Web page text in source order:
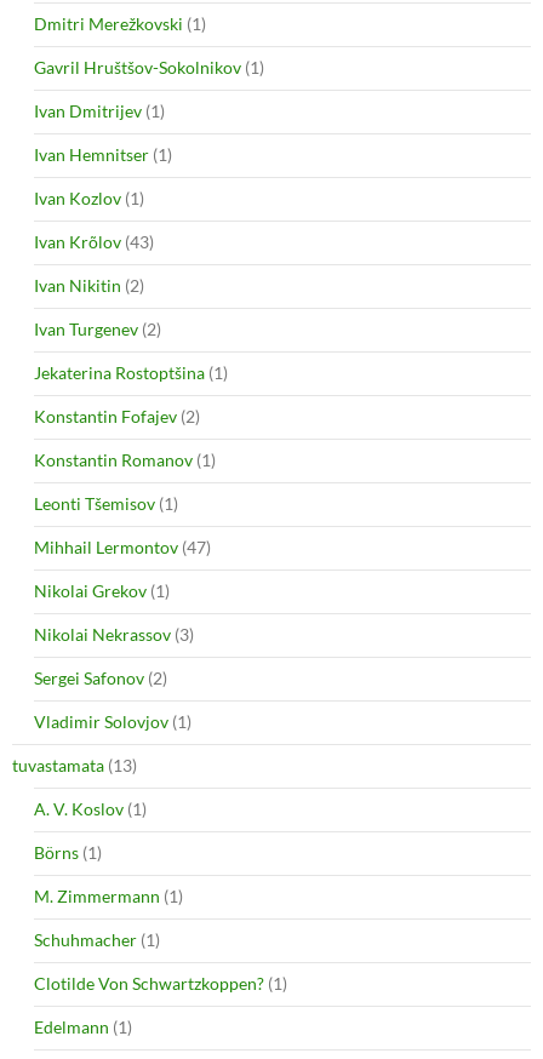
Dmitri Merežkovski (1)
Gavril Hruštšov-Sokolnikov (1)
Ivan Dmitrijev (1)
Ivan Hemnitser (1)
Ivan Kozlov (1)
Ivan Krõlov (43)
Ivan Nikitin (2)
Ivan Turgenev (2)
Jekaterina Rostoptšina (1)
Konstantin Fofajev (2)
Konstantin Romanov (1)
Leonti Tšemisov (1)
Mihhail Lermontov (47)
Nikolai Grekov (1)
Nikolai Nekrassov (3)
Sergei Safonov (2)
Vladimir Solovjov (1)
tuvastamata (13)
A. V. Koslov (1)
Börns (1)
M. Zimmermann (1)
Schuhmacher (1)
Clotilde Von Schwartzkoppen? (1)
Edelmann (1)